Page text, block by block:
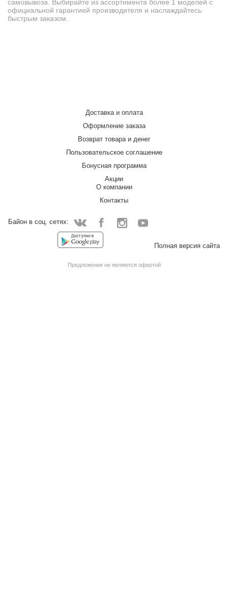
самовывоза. Выбирайте из ассортимента более 1 моделей с
официальной гарантией производителя и наслаждайтесь
быстрым заказом.
Доставка и оплата
Оформление заказа
Возврат товара и денег
Пользовательское соглашение
Бонусная программа
Акции
О компании
Контакты
Байон в соц. сетях:
VkontakteFacebook
Полная версия сайта
Предложения не являются офертой